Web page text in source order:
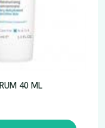
40 ML